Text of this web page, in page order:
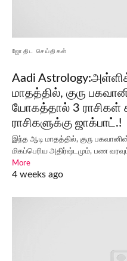
ஜோதிட செய்திகள்
Aadi
மாதத்தில், குரு
யோகத்தால் 3 ராசிகள்
ராசிகளுக்கு ஜாக்பாட்.!
இந்த ஆடி மாதத்தில், குரு
மிகப்பெரிய அதிர்ஷ்டமும், பண வரவும்
More
4 weeks ago